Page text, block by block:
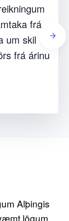
finna lista yfir
sem eru í
Alþingis
lögum